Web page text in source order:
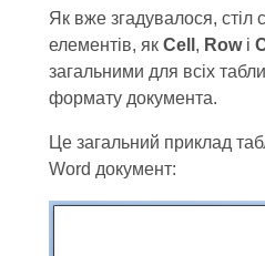
Як вже згадувалося, стіл
елементів, як Cell , Rowі
загальними для всіх
формату документа.
Це загальний приклад
Word документ: